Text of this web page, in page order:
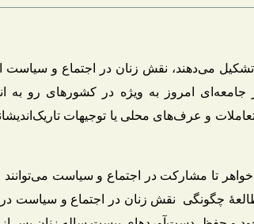
تشکیل می‌دهند، نقش زنان در اجتماع و سیاست
امروز به ویژه در کشورهای رو به
و عرف‌های محلی یا توجیهات
تا مشارکت در اجتماع و سیاست می‌توانند
چگونگی نقش زنان در اجتماع و سیاست در